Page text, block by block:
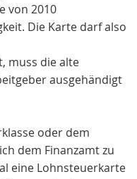
von 2010
Die Karte darf also
muss die alte
ausgehändigt
oder dem
dem Finanzamt zu
eine Lohnsteuerkarte